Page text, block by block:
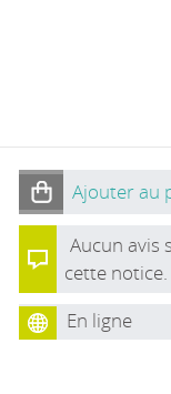
Ajouter au
Aucun avis
cette notice.
En ligne